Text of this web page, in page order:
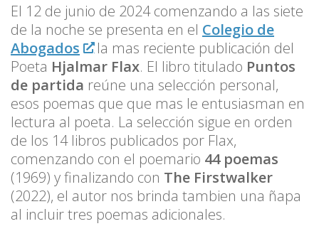
El 12 de junio de 2024 comenzando a las siete
de la noche se presenta en el Colegio de
Abogados
la mas reciente publicación del
Poeta Hjalmar Flax. El libro titulado Puntos
de partida reúne una selección personal,
esos poemas que que mas le entusiasman en
lectura al poeta. La selección sigue en orden
de los 14 libros publicados por Flax,
comenzando con el poemario 44 poemas
(1969) y finalizando con The Firstwalker
(2022), el autor nos brinda tambien una ñapa
al incluir tres poemas adicionales.